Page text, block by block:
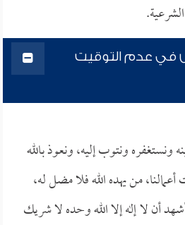
في عدم التوقيت
ونستغفره ونتوب إليه، ونعوذ بالله
من يهده الله فلا مضل له،
أن لا إله إلا الله وحده لا شريك